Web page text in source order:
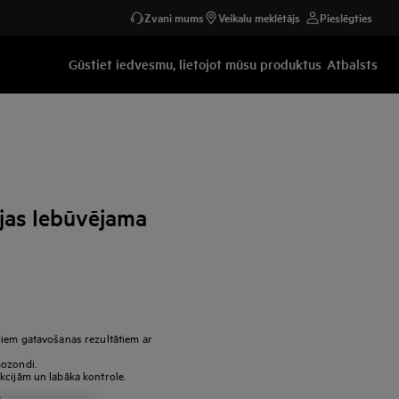
Zvani mums Veikalu meklētājs Pieslēgties
Gūstiet iedvesmu, lietojot mūsu produktus Atbalsts
Iebūvējama
gatavošanas rezultātiem ar
un labāka kontrole.